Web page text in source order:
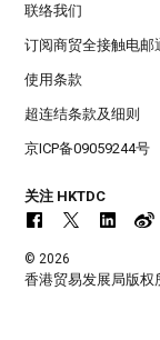
联络我们
订阅商贸全接触电邮
使用条款
超连结条款及细则
京ICP备09059244号
关注 HKTDC
© 2026
香港贸易发展局版权